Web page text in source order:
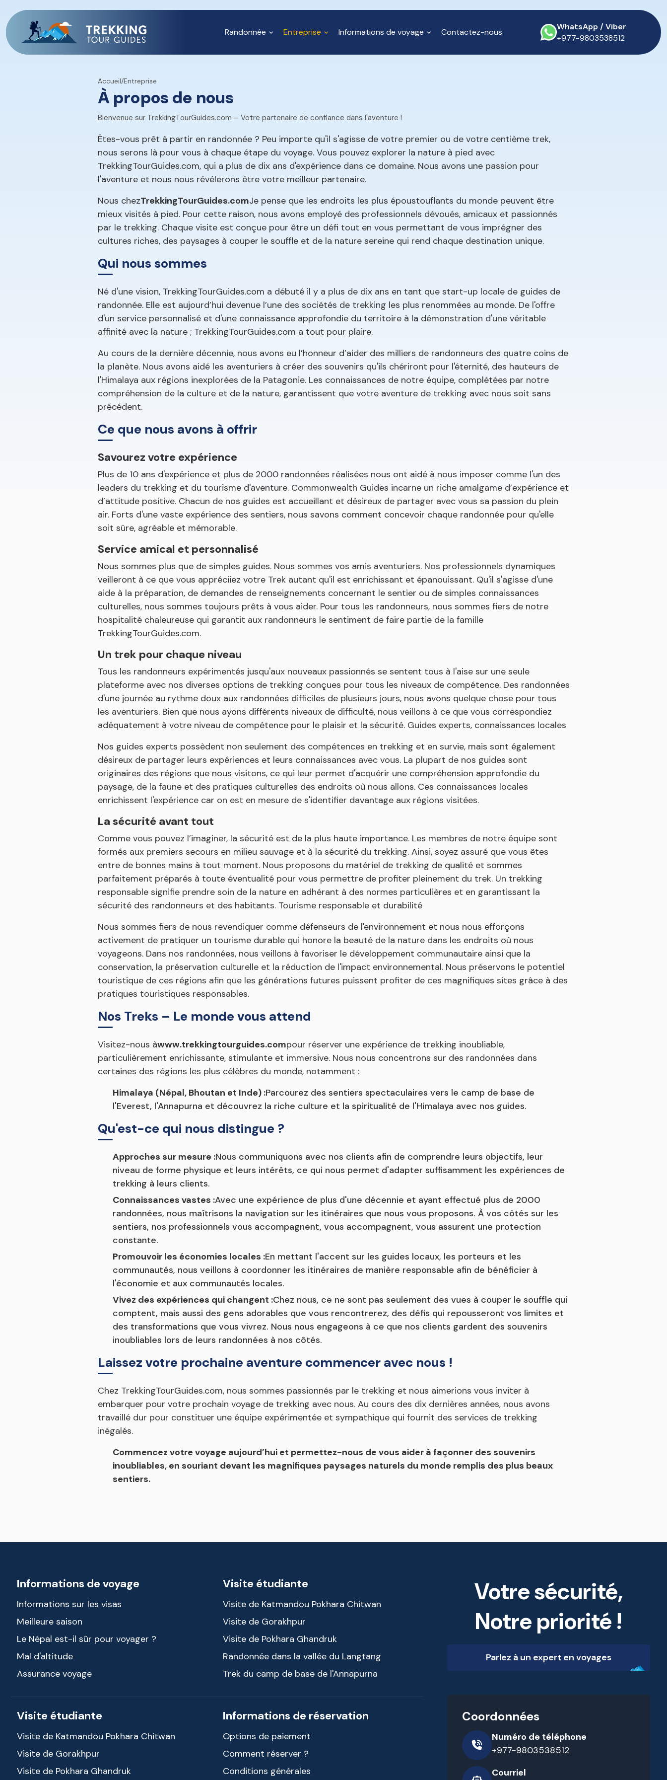
Randonnée Entreprise Informations de voyage Contactez-nous
WhatsApp / Viber
+977-9803538512
Accueil/Entreprise
À propos de nous
Bienvenue sur TrekkingTourGuides.com – Votre partenaire de confiance dans l'aventure !
Êtes-vous prêt à partir en randonnée ? Peu importe qu'il s'agisse de votre premier ou de votre centième trek,
nous serons là pour vous à chaque étape du voyage. Vous pouvez explorer la nature à pied avec
TrekkingTourGuides.com, qui a plus de dix ans d'expérience dans ce domaine. Nous avons une passion pour
l'aventure et nous nous révélerons être votre meilleur partenaire.
Nous chezTrekkingTourGuides.comJe pense que les endroits les plus époustouflants du monde peuvent être
mieux visités à pied. Pour cette raison, nous avons employé des professionnels dévoués, amicaux et passionnés
par le trekking. Chaque visite est conçue pour être un défi tout en vous permettant de vous imprégner des
cultures riches, des paysages à couper le souffle et de la nature sereine qui rend chaque destination unique.
Qui nous sommes
Né d'une vision, TrekkingTourGuides.com a débuté il y a plus de dix ans en tant que start-up locale de guides de
randonnée. Elle est aujourd’hui devenue l’une des sociétés de trekking les plus renommées au monde. De l'offre
d'un service personnalisé et d'une connaissance approfondie du territoire à la démonstration d'une véritable
affinité avec la nature ; TrekkingTourGuides.com a tout pour plaire.
Au cours de la dernière décennie, nous avons eu l’honneur d’aider des milliers de randonneurs des quatre coins de
la planète. Nous avons aidé les aventuriers à créer des souvenirs qu'ils chériront pour l'éternité, des hauteurs de
l'Himalaya aux régions inexplorées de la Patagonie. Les connaissances de notre équipe, complétées par notre
compréhension de la culture et de la nature, garantissent que votre aventure de trekking avec nous soit sans
précédent.
Ce que nous avons à offrir
Savourez votre expérience
Plus de 10 ans d'expérience et plus de 2000 randonnées réalisées nous ont aidé à nous imposer comme l'un des
leaders du trekking et du tourisme d'aventure. Commonwealth Guides incarne un riche amalgame d’expérience et
d’attitude positive. Chacun de nos guides est accueillant et désireux de partager avec vous sa passion du plein
air. Forts d'une vaste expérience des sentiers, nous savons comment concevoir chaque randonnée pour qu'elle
soit sûre, agréable et mémorable.
Service amical et personnalisé
Nous sommes plus que de simples guides. Nous sommes vos amis aventuriers. Nos professionnels dynamiques
veilleront à ce que vous appréciiez votre Trek autant qu'il est enrichissant et épanouissant. Qu'il s'agisse d'une
aide à la préparation, de demandes de renseignements concernant le sentier ou de simples connaissances
culturelles, nous sommes toujours prêts à vous aider. Pour tous les randonneurs, nous sommes fiers de notre
hospitalité chaleureuse qui garantit aux randonneurs le sentiment de faire partie de la famille
TrekkingTourGuides.com.
Un trek pour chaque niveau
Tous les randonneurs expérimentés jusqu'aux nouveaux passionnés se sentent tous à l'aise sur une seule
plateforme avec nos diverses options de trekking conçues pour tous les niveaux de compétence. Des randonnées
d'une journée au rythme doux aux randonnées difficiles de plusieurs jours, nous avons quelque chose pour tous
les aventuriers. Bien que nous ayons différents niveaux de difficulté, nous veillons à ce que vous correspondiez
adéquatement à votre niveau de compétence pour le plaisir et la sécurité. Guides experts, connaissances locales
Nos guides experts possèdent non seulement des compétences en trekking et en survie, mais sont également
désireux de partager leurs expériences et leurs connaissances avec vous. La plupart de nos guides sont
originaires des régions que nous visitons, ce qui leur permet d'acquérir une compréhension approfondie du
paysage, de la faune et des pratiques culturelles des endroits où nous allons. Ces connaissances locales
enrichissent l'expérience car on est en mesure de s'identifier davantage aux régions visitées.
La sécurité avant tout
Comme vous pouvez l’imaginer, la sécurité est de la plus haute importance. Les membres de notre équipe sont
formés aux premiers secours en milieu sauvage et à la sécurité du trekking. Ainsi, soyez assuré que vous êtes
entre de bonnes mains à tout moment. Nous proposons du matériel de trekking de qualité et sommes
parfaitement préparés à toute éventualité pour vous permettre de profiter pleinement du trek. Un trekking
responsable signifie prendre soin de la nature en adhérant à des normes particulières et en garantissant la
sécurité des randonneurs et des habitants. Tourisme responsable et durabilité
Nous sommes fiers de nous revendiquer comme défenseurs de l'environnement et nous nous efforçons
activement de pratiquer un tourisme durable qui honore la beauté de la nature dans les endroits où nous
voyageons. Dans nos randonnées, nous veillons à favoriser le développement communautaire ainsi que la
conservation, la préservation culturelle et la réduction de l'impact environnemental. Nous préservons le potentiel
touristique de ces régions afin que les générations futures puissent profiter de ces magnifiques sites grâce à des
pratiques touristiques responsables.
Nos Treks – Le monde vous attend
Visitez-nous àwww.trekkingtourguides.compour réserver une expérience de trekking inoubliable,
particulièrement enrichissante, stimulante et immersive. Nous nous concentrons sur des randonnées dans
certaines des régions les plus célèbres du monde, notamment :
Himalaya (Népal, Bhoutan et Inde) :Parcourez des sentiers spectaculaires vers le camp de base de
l'Everest, l'Annapurna et découvrez la riche culture et la spiritualité de l'Himalaya avec nos guides.
Qu'est-ce qui nous distingue ?
Approches sur mesure :Nous communiquons avec nos clients afin de comprendre leurs objectifs, leur
niveau de forme physique et leurs intérêts, ce qui nous permet d'adapter suffisamment les expériences de
trekking à leurs clients.
Connaissances vastes :Avec une expérience de plus d'une décennie et ayant effectué plus de 2000
randonnées, nous maîtrisons la navigation sur les itinéraires que nous vous proposons. À vos côtés sur les
sentiers, nos professionnels vous accompagnent, vous accompagnent, vous assurent une protection
constante.
Promouvoir les économies locales :En mettant l'accent sur les guides locaux, les porteurs et les
communautés, nous veillons à coordonner les itinéraires de manière responsable afin de bénéficier à
l'économie et aux communautés locales.
Vivez des expériences qui changent :Chez nous, ce ne sont pas seulement des vues à couper le souffle qui
comptent, mais aussi des gens adorables que vous rencontrerez, des défis qui repousseront vos limites et
des transformations que vous vivrez. Nous nous engageons à ce que nos clients gardent des souvenirs
inoubliables lors de leurs randonnées à nos côtés.
Laissez votre prochaine aventure commencer avec nous !
Chez TrekkingTourGuides.com, nous sommes passionnés par le trekking et nous aimerions vous inviter à
embarquer pour votre prochain voyage de trekking avec nous. Au cours des dix dernières années, nous avons
travaillé dur pour constituer une équipe expérimentée et sympathique qui fournit des services de trekking
inégalés.
Commencez votre voyage aujourd’hui et permettez-nous de vous aider à façonner des souvenirs
inoubliables, en souriant devant les magnifiques paysages naturels du monde remplis des plus beaux
sentiers.
Informations de voyage
Informations sur les visas
Meilleure saison
Le Népal est-il sûr pour voyager ?
Mal d'altitude
Assurance voyage
Visite étudiante
Visite de Katmandou Pokhara Chitwan
Visite de Gorakhpur
Visite de Pokhara Ghandruk
Randonnée dans la vallée du Langtang
Trek du camp de base de l'Annapurna
Visite étudiante
Visite de Katmandou Pokhara Chitwan
Visite de Gorakhpur
Visite de Pokhara Ghandruk
Informations de réservation
Options de paiement
Comment réserver ?
Conditions générales
Votre sécurité,
Notre priorité !
Parlez à un expert en voyages
Coordonnées
Numéro de téléphone
+977-9803538512
Courriel